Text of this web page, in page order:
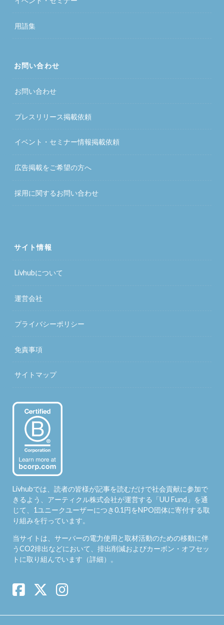
用語集
お問い合わせ
お問い合わせ
プレスリリース掲載依頼
イベント・セミナー情報掲載依頼
広告掲載をご希望の方へ
採用に関するお問い合わせ
サイト情報
Livhubについて
運営会社
プライバシーポリシー
免責事項
サイトマップ
Livhubでは、読者の皆様が記事を読むだけで社会貢献に参加で
きるよう、アーティクル株式会社が運営する「UU Fund 」を通
じて、1ユニークユーザーにつき0.1円をNPO団体に寄付する取
り組みを行っています。
当サイトは、サーバーの電力使用と取材活動のための移動に伴
うCO2排出などにおいて、排出削減およびカーボン・オフセッ
トに取り組んでいます（詳細）。